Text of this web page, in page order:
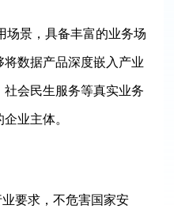
景，具备丰富的业务场
数据产品深度嵌入产业
会民生服务等真实业务
业主体。
要求，不危害国家安